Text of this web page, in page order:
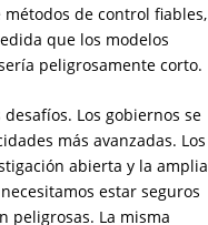
de control fiables,
que los modelos
peligrosamente corto.
Los gobiernos se
más avanzadas. Los
abierta y la amplia
estar seguros
peligrosas. La misma